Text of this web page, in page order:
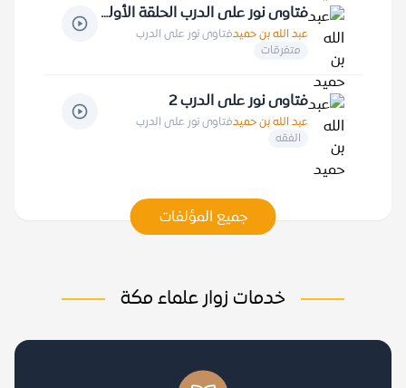
فتاوى نور على الدرب الحلقة الأولى
عبد الله بن حميدفتاوى نور على الدرب
متفرقات
فتاوى نور على الدرب 2
عبد الله بن حميدفتاوى نور على الدرب
الفقه
جميع المؤلفات
خدمات زوار علماء مكة